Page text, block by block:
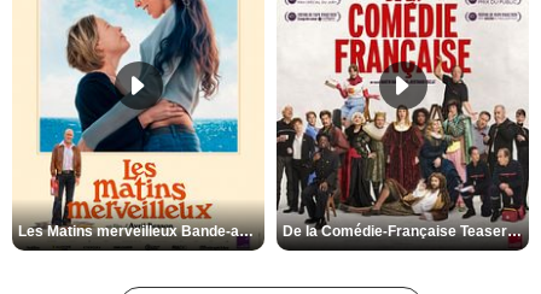
Les Matins merveilleux Bande-annonce VF De la Comédie-Française Teaser VF